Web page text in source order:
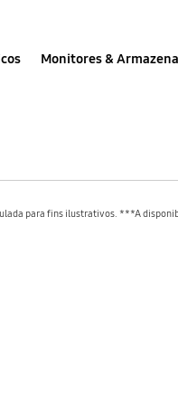
Monitores &
para fins ilustrativos. ***A